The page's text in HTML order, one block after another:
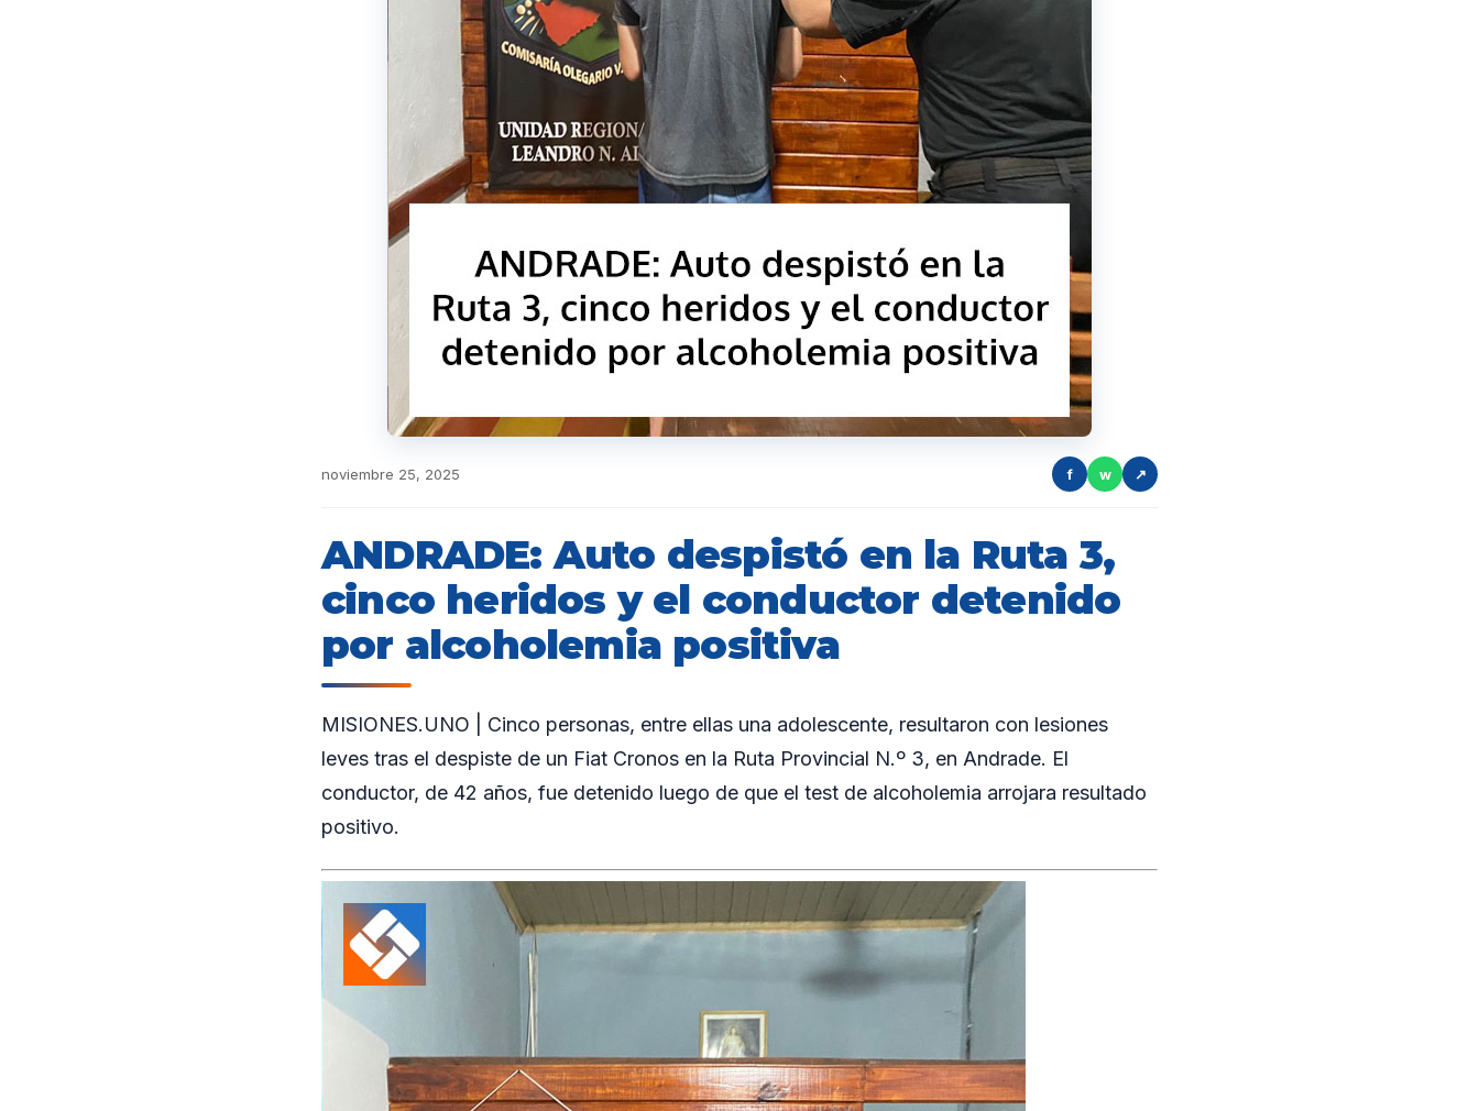
noviembre 25, 2025 f w ↗
ANDRADE: Auto despistó en la Ruta 3,
cinco heridos y el conductor detenido
por alcoholemia positiva
MISIONES.UNO | Cinco personas, entre ellas una adolescente, resultaron con lesiones
leves tras el despiste de un Fiat Cronos en la Ruta Provincial N.º 3, en Andrade. El
conductor, de 42 años, fue detenido luego de que el test de alcoholemia arrojara resultado
positivo.